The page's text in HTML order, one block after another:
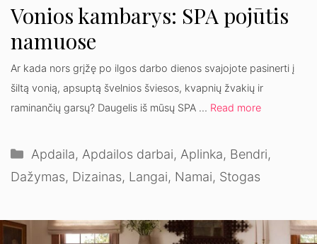
Vonios kambarys: SPA pojūtis
namuose
Ar kada nors grįžę po ilgos darbo dienos svajojote pasinerti į
šiltą vonią, apsuptą švelnios šviesos, kvapnių žvakių ir
raminančių garsų? Daugelis iš mūsų SPA … Read more
Kategorijos
Apdaila, Apdailos darbai, Aplinka, Bendri,
Dažymas, Dizainas, Langai, Namai, Stogas